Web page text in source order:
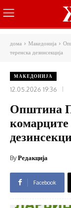
дома Македонија
теренска дезинсекција
МАКЕДОНИЈА
12.05.2026 19:36
Општина
комарците
ByРедакција
Facebook